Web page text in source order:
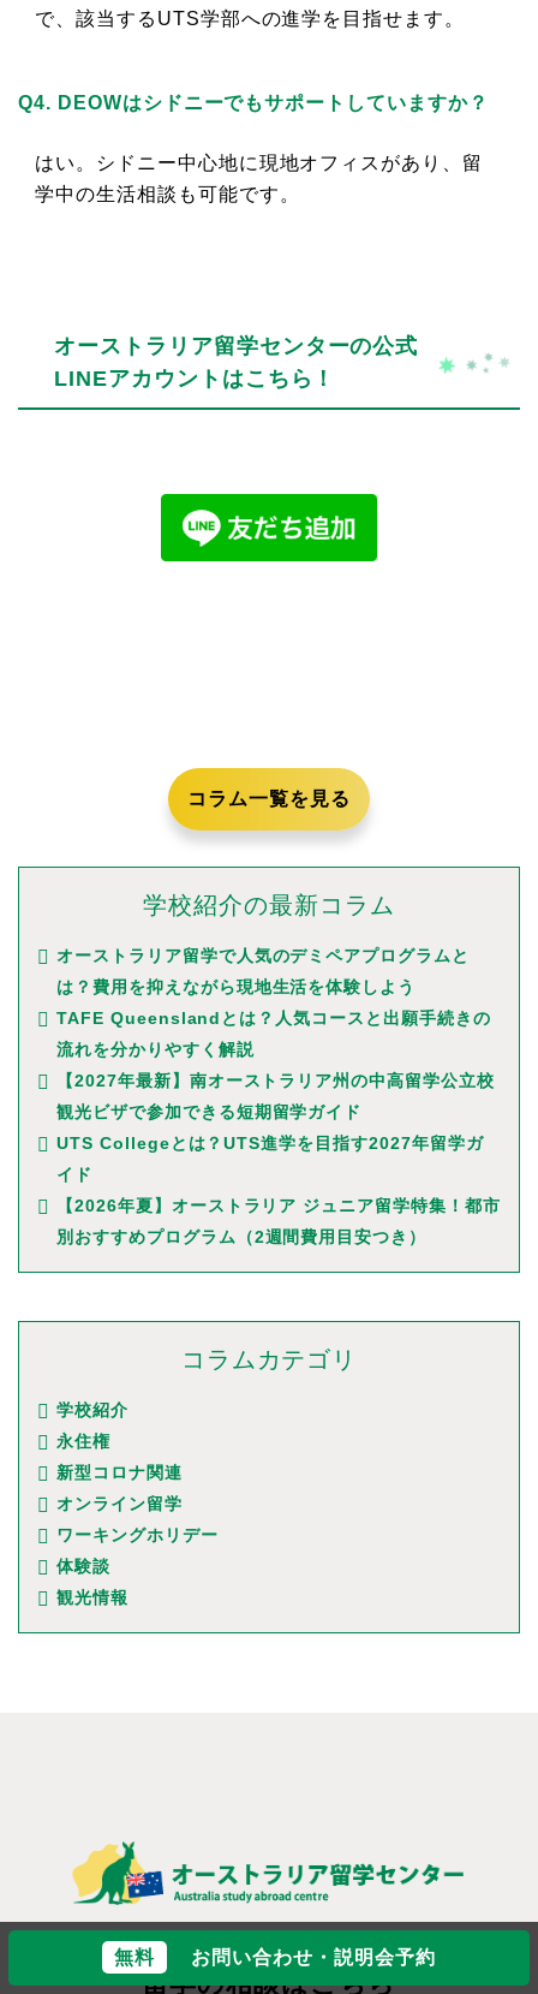
で、該当するUTS学部への進学を目指せます。
Q4. DEOWはシドニーでもサポートしていますか？
はい。シドニー中心地に現地オフィスがあり、留
学中の生活相談も可能です。
オーストラリア留学センターの公式
LINEアカウントはこちら！
コラム一覧を見る
学校紹介の最新コラム
オーストラリア留学で人気のデミペアプログラムと
は？費用を抑えながら現地生活を体験しよう
TAFE Queenslandとは？人気コースと出願手続きの
流れを分かりやすく解説
【2027年最新】南オーストラリア州の中高留学公立校
観光ビザで参加できる短期留学ガイド
UTS Collegeとは？UTS進学を目指す2027年留学ガ
イド
【2026年夏】オーストラリア ジュニア留学特集！都市
別おすすめプログラム（2週間費用目安つき）
コラムカテゴリ
学校紹介
永住権
新型コロナ関連
オンライン留学
ワーキングホリデー
体験談
観光情報
留学の相談はこちら
無料 お問い合わせ・説明会予約